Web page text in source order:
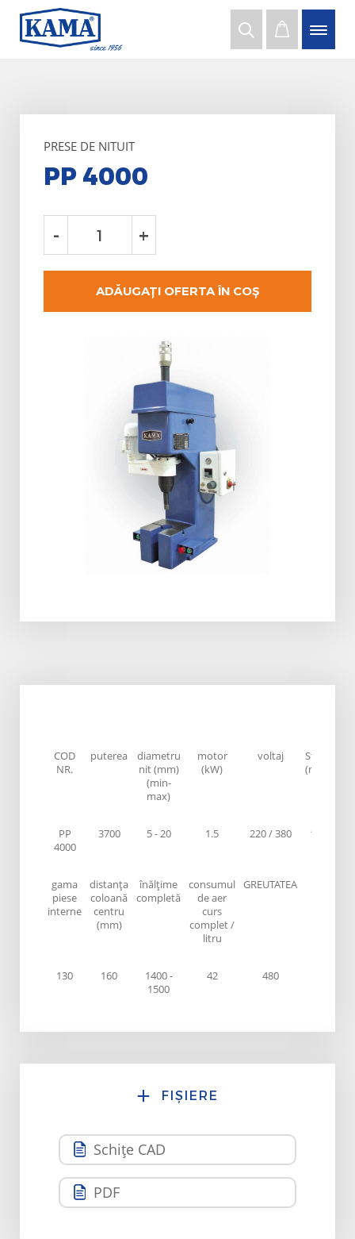
PRESE DE NITUIT
PP 4000
- +
ADĂUGAȚI OFERTA ÎN COŞ
COD
NR.
puterea
diametru
nit (mm)
(min-
max)
motor
(kW)
voltaj
Strok
(mm)
PP
4000
3700 5 - 20 1.5 220 / 380 100
gama
piese
interne
distanța
coloană
centru
(mm)
înălțime
completă
consumul
de aer
curs
complet /
litru
GREUTATEA
130 160
1400 -
1500
42 480
FIȘIERE
Schițe CAD
PDF